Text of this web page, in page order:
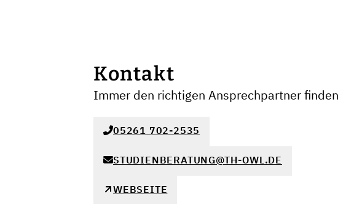
Kontakt
Immer den richtigen Ansprechpartner finden
05261 702-2535
STUDIENBERATUNG@TH-OWL.DE
WEBSEITE